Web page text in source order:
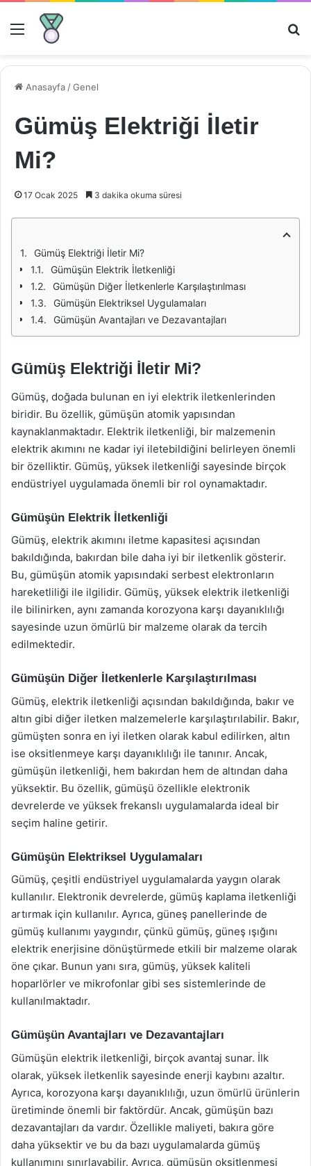
Menü
Anasayfa /Genel
Gümüş Elektriği İletir
Mi?
17 Ocak 2025 3 dakika okuma süresi
Gümüş Elektriği İletir Mi?
Gümüşün Elektrik İletkenliği
Gümüşün Diğer İletkenlerle Karşılaştırılması
Gümüşün Elektriksel Uygulamaları
Gümüşün Avantajları ve Dezavantajları
Gümüş Elektriği İletir Mi?
Gümüş, doğada bulunan en iyi elektrik iletkenlerinden
biridir. Bu özellik, gümüşün atomik yapısından
kaynaklanmaktadır. Elektrik iletkenliği, bir malzemenin
elektrik akımını ne kadar iyi iletebildiğini belirleyen önemli
bir özelliktir. Gümüş, yüksek iletkenliği sayesinde birçok
endüstriyel uygulamada önemli bir rol oynamaktadır.
Gümüşün Elektrik İletkenliği
Gümüş, elektrik akımını iletme kapasitesi açısından
bakıldığında, bakırdan bile daha iyi bir iletkenlik gösterir.
Bu, gümüşün atomik yapısındaki serbest elektronların
hareketliliği ile ilgilidir. Gümüş, yüksek elektrik iletkenliği
ile bilinirken, aynı zamanda korozyona karşı dayanıklılığı
sayesinde uzun ömürlü bir malzeme olarak da tercih
edilmektedir.
Gümüşün Diğer İletkenlerle Karşılaştırılması
Gümüş, elektrik iletkenliği açısından bakıldığında, bakır ve
altın gibi diğer iletken malzemelerle karşılaştırılabilir. Bakır,
gümüşten sonra en iyi iletken olarak kabul edilirken, altın
ise oksitlenmeye karşı dayanıklılığı ile tanınır. Ancak,
gümüşün iletkenliği, hem bakırdan hem de altından daha
yüksektir. Bu özellik, gümüşü özellikle elektronik
devrelerde ve yüksek frekanslı uygulamalarda ideal bir
seçim haline getirir.
Gümüşün Elektriksel Uygulamaları
Gümüş, çeşitli endüstriyel uygulamalarda yaygın olarak
kullanılır. Elektronik devrelerde, gümüş kaplama iletkenliği
artırmak için kullanılır. Ayrıca, güneş panellerinde de
gümüş kullanımı yaygındır, çünkü gümüş, güneş ışığını
elektrik enerjisine dönüştürmede etkili bir malzeme olarak
öne çıkar. Bunun yanı sıra, gümüş, yüksek kaliteli
hoparlörler ve mikrofonlar gibi ses sistemlerinde de
kullanılmaktadır.
Gümüşün Avantajları ve Dezavantajları
Gümüşün elektrik iletkenliği, birçok avantaj sunar. İlk
olarak, yüksek iletkenlik sayesinde enerji kaybını azaltır.
Ayrıca, korozyona karşı dayanıklılığı, uzun ömürlü ürünlerin
üretiminde önemli bir faktördür. Ancak, gümüşün bazı
dezavantajları da vardır. Özellikle maliyeti, bakıra göre
daha yüksektir ve bu da bazı uygulamalarda gümüş
kullanımını sınırlayabilir. Ayrıca, gümüşün oksitlenmesi